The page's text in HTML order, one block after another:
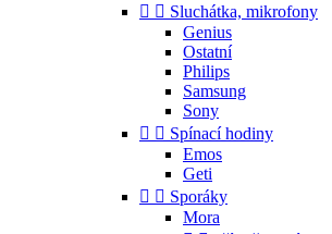
  Sluchátka, mikrofony
Genius
Ostatní
Philips
Samsung
Sony
  Spínací hodiny
Emos
Geti
  Sporáky
Mora